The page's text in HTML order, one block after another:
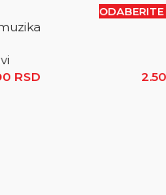
RSD Raspon cena: od